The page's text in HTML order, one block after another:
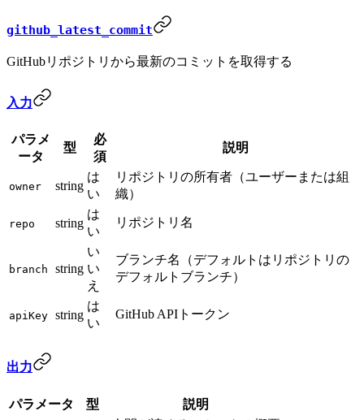
github_latest_commit
GitHubリポジトリから最新のコミットを取得する
入力
パラメ
ータ
型
必
須
説明
owner string
は
い
リポジトリの所有者（ユーザーまたは組
織）
repo string
は
い
リポジトリ名
branch string
い
い
え
ブランチ名（デフォルトはリポジトリの
デフォルトブランチ）
apiKey string
は
い
GitHub APIトークン
出力
パラメータ 型 説明